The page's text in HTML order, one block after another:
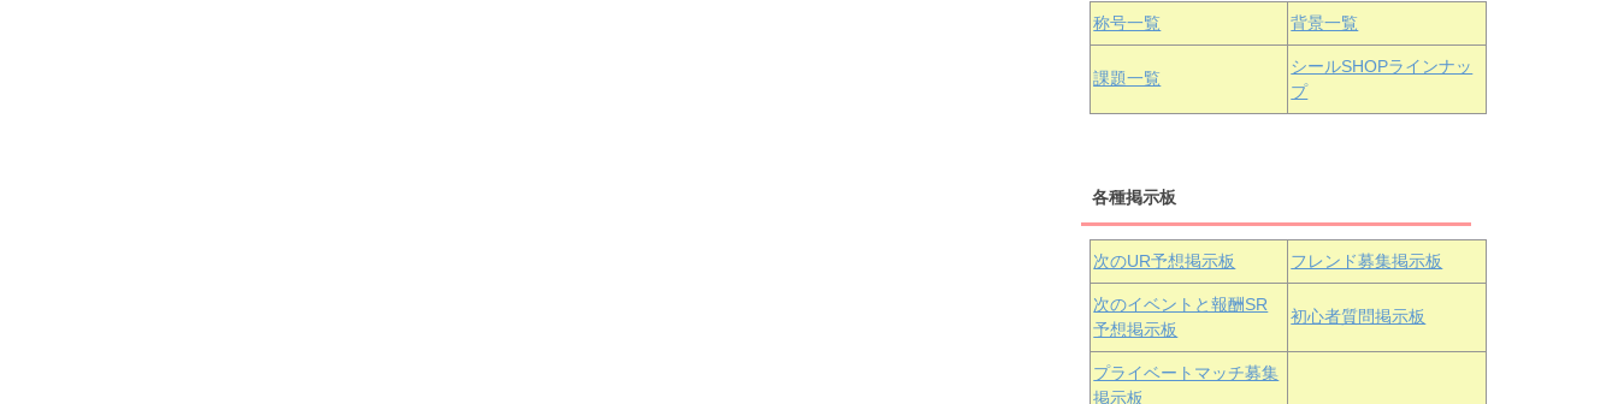
津島善子 黒澤ルビィ 国木田花丸
浦の星女学院3年生
黒澤ダイヤ
中須かすみ 天王寺璃奈 桜坂しずく
近江彼方
エマ・ヴェ
称号一覧 背景一覧
課題一覧
シールSHOPラインナッ
プ
各種掲示板
次のUR予想掲示板 フレンド募集掲示板
次のイベントと報酬SR
予想掲示板
初心者質問掲示板
プライベートマッチ募集
掲示板